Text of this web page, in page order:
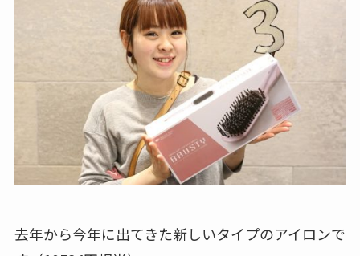
去年から今年に出てきた新しいタイプのアイロンで